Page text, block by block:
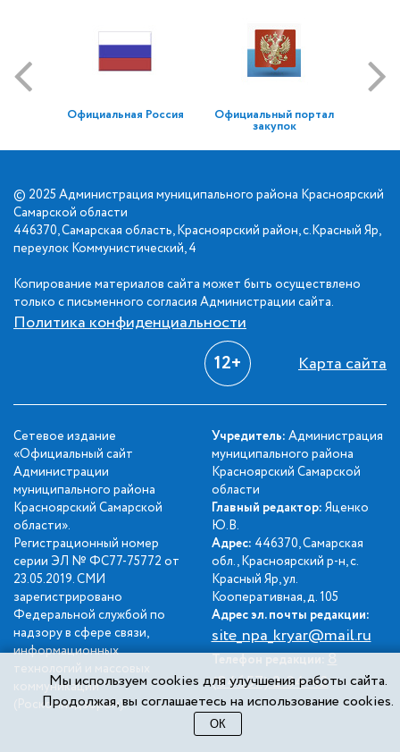
Официальная Россия Официальный портал
закупок
© 2025 Администрация муниципального района Красноярский
Самарской области
446370, Самарская область, Красноярский район, с.Красный Яр,
переулок Коммунистический, 4
Копирование материалов сайта может быть осуществлено
только с письменного согласия Администрации сайта.
Политика конфиденциальности
12+ Карта сайта
Сетевое издание
«Официальный сайт
Администрации
муниципального района
Красноярский Самарской
области».
Регистрационный номер
серии ЭЛ № ФС77-75772 от
23.05.2019. СМИ
зарегистрировано
Федеральной службой по
надзору в сфере связи,
информационных
технологий и массовых
коммуникаций
(Роскомнадзором).
Учредитель: Администрация
муниципального района
Красноярский Самарской
области
Главный редактор: Яценко
Ю.В.
Адрес: 446370, Самарская
обл., Красноярский р-н, с.
Красный Яр, ул.
Кооперативная, д. 105
Адрес эл. почты редакции:
site_npa_kryar@mail.ru
Телефон редакции: 8
(84657) 2-34-42
Мы используем cookies для улучшения работы сайта.
Продолжая, вы соглашаетесь на использование cookies.
ОК